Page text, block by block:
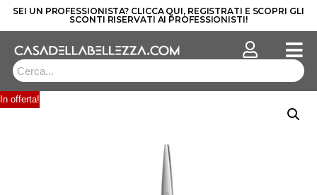
al
contenuto
SEI UN PROFESSIONISTA? CLICCA QUI, REGISTRATI E SCOPRI GLI
SCONTI RISERVATI AI PROFESSIONISTI!
In offerta!